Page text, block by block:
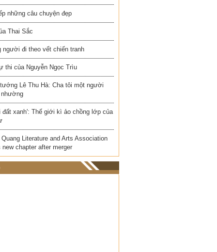
những câu chuyện đẹp
Thai Sắc
người đi theo vết chiến tranh
thi của Nguyễn Ngọc Trìu
Lê Thu Hà: Cha tôi một người
nhường
đất xanh': Thế giới kì ảo chồng lớp của
Literature and Arts Association
new chapter after merger